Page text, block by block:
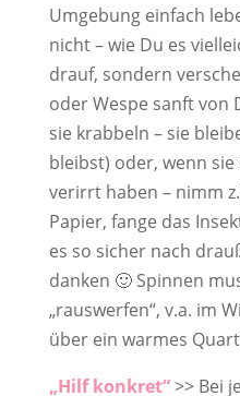
Umgebung einfach
nicht – wie Du es
drauf, sondern
oder Wespe sanft von
sie krabbeln – sie
bleibst) oder, wenn
verirrt haben – nimm
Papier, fange das
es so sicher nach
danken 🙂 Spinnen
„rauswerfen“, v.a. im
über ein warmes
„Hilf konkret“>> Bei